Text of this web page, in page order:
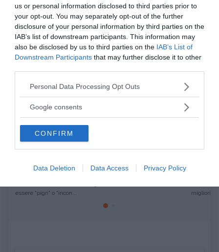
us or personal information disclosed to third parties prior to
your opt-out. You may separately opt-out of the further
disclosure of your personal information by third parties on the
IAB’s list of downstream participants. This information may
also be disclosed by us to third parties on the IAB’s List of
Downstream Participants that may further disclose it to other
Please note that this website/app uses one or more Google
not limited to your visit or usage behaviour. You may click to
use your data for below specified purposes in below Google
consent section.
Personal Data Processing Opt Outs
Google consents
CONFIRM
Data Deletion Data Access Privacy Policy
contesti.
Ti potrebbe interessare anche
diagnosi di ADHD sblocca il tuo...
essere "pigri" o "incon...
migliori